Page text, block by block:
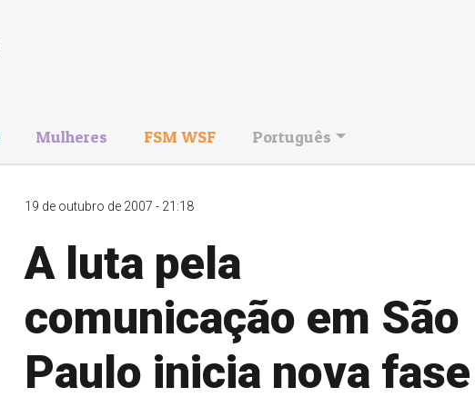
Mulheres FSM WSF Português
19 de outubro de 2007 - 21:18
A luta pela
comunicação em São
Paulo inicia nova fase